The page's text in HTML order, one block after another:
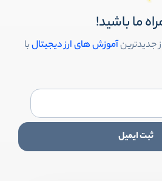
ما باشید!
جدیدترینآموزش های ارز دیجیتالبا
ثبت ایمیل